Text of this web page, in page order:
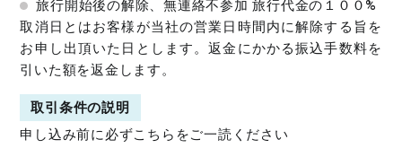
旅行開始後の解除、無連絡不参加 旅行代金の１００%
取消日とはお客様が当社の営業日時間内に解除する旨を
お申し出頂いた日とします。返金にかかる振込手数料を
引いた額を返金します。
取引条件の説明
申し込み前に必ずこちら をご一読ください